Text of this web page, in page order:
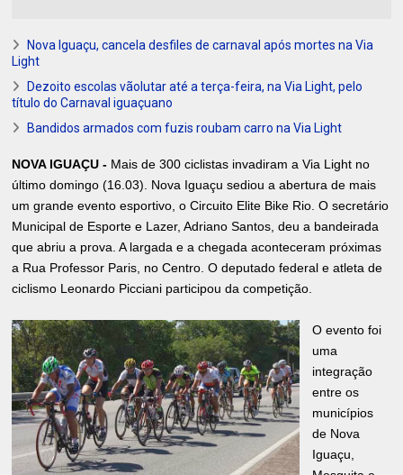
Nova Iguaçu, cancela desfiles de carnaval após mortes na Via
Light
Dezoito escolas vãolutar até a terça-feira, na Via Light, pelo
título do Carnaval iguaçuano
Bandidos armados com fuzis roubam carro na Via Light
NOVA IGUAÇU - Mais de 300 ciclistas invadiram a Via Light no
último domingo (16.03). Nova Iguaçu sediou a abertura de mais
um grande evento esportivo, o Circuito Elite Bike Rio. O secretário
Municipal de Esporte e Lazer, Adriano Santos, deu a bandeirada
que abriu a prova. A largada e a chegada aconteceram próximas
a Rua Professor Paris, no Centro. O deputado federal e atleta de
ciclismo Leonardo Picciani participou da competição.
O evento foi
uma
integração
entre os
municípios
de Nova
Iguaçu,